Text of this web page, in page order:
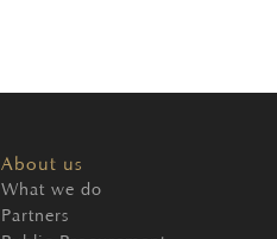
About us
What we do
Partners